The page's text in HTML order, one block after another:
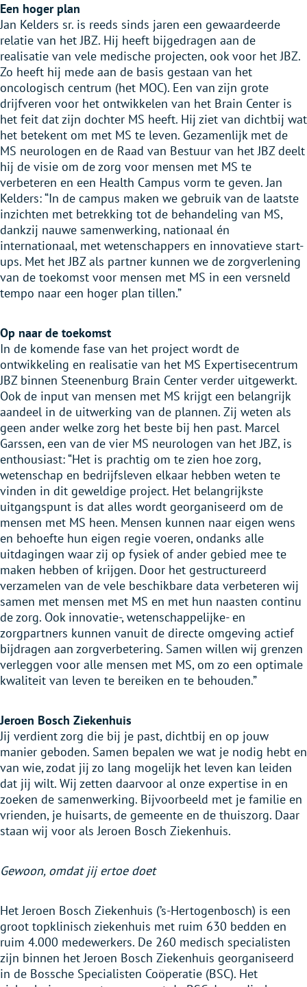
Een hoger plan
Jan Kelders sr. is reeds sinds jaren een gewaardeerde
relatie van het JBZ. Hij heeft bijgedragen aan de
realisatie van vele medische projecten, ook voor het JBZ.
Zo heeft hij mede aan de basis gestaan van het
oncologisch centrum (het MOC). Een van zijn grote
drijfveren voor het ontwikkelen van het Brain Center is
het feit dat zijn dochter MS heeft. Hij ziet van dichtbij wat
het betekent om met MS te leven. Gezamenlijk met de
MS neurologen en de Raad van Bestuur van het JBZ deelt
hij de visie om de zorg voor mensen met MS te
verbeteren en een Health Campus vorm te geven. Jan
Kelders: “In de campus maken we gebruik van de laatste
inzichten met betrekking tot de behandeling van MS,
dankzij nauwe samenwerking, nationaal én
internationaal, met wetenschappers en innovatieve start-
ups. Met het JBZ als partner kunnen we de zorgverlening
van de toekomst voor mensen met MS in een versneld
tempo naar een hoger plan tillen.”
Op naar de toekomst
In de komende fase van het project wordt de
ontwikkeling en realisatie van het MS Expertisecentrum
JBZ binnen Steenenburg Brain Center verder uitgewerkt.
Ook de input van mensen met MS krijgt een belangrijk
aandeel in de uitwerking van de plannen. Zij weten als
geen ander welke zorg het beste bij hen past. Marcel
Garssen, een van de vier MS neurologen van het JBZ, is
enthousiast: “Het is prachtig om te zien hoe zorg,
wetenschap en bedrijfsleven elkaar hebben weten te
vinden in dit geweldige project. Het belangrijkste
uitgangspunt is dat alles wordt georganiseerd om de
mensen met MS heen. Mensen kunnen naar eigen wens
en behoefte hun eigen regie voeren, ondanks alle
uitdagingen waar zij op fysiek of ander gebied mee te
maken hebben of krijgen. Door het gestructureerd
verzamelen van de vele beschikbare data verbeteren wij
samen met mensen met MS en met hun naasten continu
de zorg. Ook innovatie-, wetenschappelijke- en
zorgpartners kunnen vanuit de directe omgeving actief
bijdragen aan zorgverbetering. Samen willen wij grenzen
verleggen voor alle mensen met MS, om zo een optimale
kwaliteit van leven te bereiken en te behouden.”
Jeroen Bosch Ziekenhuis
Jij verdient zorg die bij je past, dichtbij en op jouw
manier geboden. Samen bepalen we wat je nodig hebt en
van wie, zodat jij zo lang mogelijk het leven kan leiden
dat jij wilt. Wij zetten daarvoor al onze expertise in en
zoeken de samenwerking. Bijvoorbeeld met je familie en
vrienden, je huisarts, de gemeente en de thuiszorg. Daar
staan wij voor als Jeroen Bosch Ziekenhuis.
Gewoon, omdat jij ertoe doet
Het Jeroen Bosch Ziekenhuis (’s-Hertogenbosch) is een
groot topklinisch ziekenhuis met ruim 630 bedden en
ruim 4.000 medewerkers. De 260 medisch specialisten
zijn binnen het Jeroen Bosch Ziekenhuis georganiseerd
in de Bossche Specialisten Coöperatie (BSC). Het